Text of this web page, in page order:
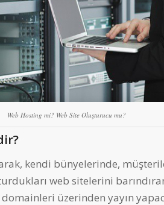
Web Hosting mi? Web Site Oluşturucu mu?
kendi bünyelerinde,
web sitelerini
üzerinden yayın